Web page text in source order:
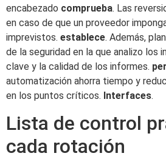
encabezado comprueba. Las
en caso de que un proveedor
imprevistos. establece. Además,
de la seguridad en la que analizo los
clave y la calidad de los informes.
automatización ahorra tiempo y
en los puntos críticos. Interfaces.
Lista de control
cada rotación